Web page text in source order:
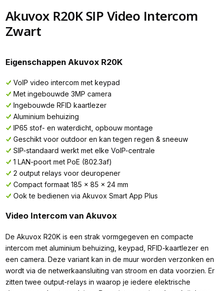
Akuvox R20K SIP Video Intercom
Zwart
Eigenschappen Akuvox R20K
VoIP video intercom met keypad
Met ingebouwde 3MP camera
Ingebouwde RFID kaartlezer
Aluminium behuizing
IP65 stof- en waterdicht, opbouw montage
Geschikt voor outdoor en kan tegen regen & sneeuw
SIP-standaard werkt met elke VoIP-centrale
1 LAN-poort met PoE (802.3af)
2 output relays voor deuropener
Compact formaat 185 x 85 x 24 mm
Ook te bedienen via Akuvox Smart App Plus
Video Intercom van Akuvox
De Akuvox R20K is een strak vormgegeven en compacte
intercom met aluminium behuizing, keypad, RFID-kaartlezer en
een camera. Deze variant kan in de muur worden verzonken en
wordt via de netwerkaansluiting van stroom en data voorzien. Er
zitten twee output-relays in waarop je iedere elektrische